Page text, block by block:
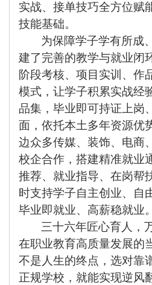
实战、接单技巧全方位赋
技能基础。
为保障学子学有所成
建了完善的教学与就业闭
阶段考核、项目实训、作
模式，让学子积累实战经
品集，毕业即可持证上岗
面，依托本土多年资源优
边众多传媒、装饰、电商
校企合作，搭建精准就业
推荐、就业指导、在岗帮
时支持学子自主创业、自
毕业即就业、高薪稳就业。
三十六年匠心育人，
在职业教育高质量发展的
不是人生的终点，选对靠
正规学校，就能实现逆风